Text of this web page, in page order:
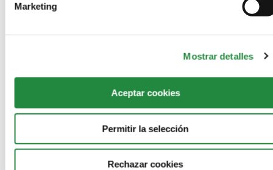
Marketing
Mostrar detalles
Aceptar cookies
Permitir la selección
Rechazar cookies
LEAVE A REPLY
Save my name, email, and website in this browser for the next